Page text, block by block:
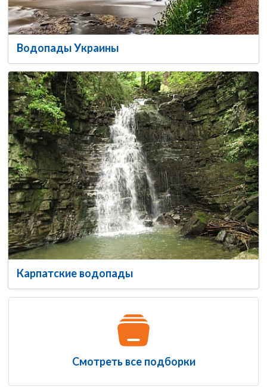
Водопады Украины
Карпатские водопады
Смотреть все подборки